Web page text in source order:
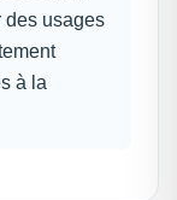
des usages
à la